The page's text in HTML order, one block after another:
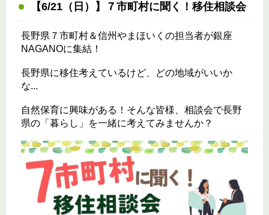
【6/21（日）】７市町村に聞く！移住相談会
長野県７市町村＆信州やまほいくの担当者が銀座
NAGANOに集結！
長野県に移住考えているけど、どの地域がいいか
な...
自然保育に興味がある！そんな皆様、相談会で長野
県の「暮らし」を一緒に考えてみませんか？